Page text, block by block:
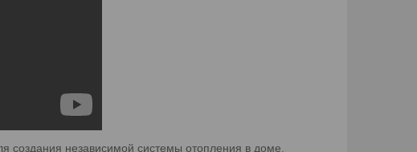
создания независимой системы отопления в доме.